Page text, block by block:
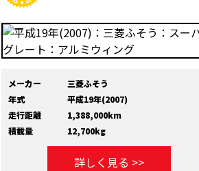
メーカー
三菱ふそう
年式
平成19年(2007)
走行距離
1,388,000km
積載量
12,700kg
詳しく見る >>